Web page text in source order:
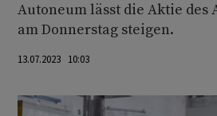
Autoneum lässt die Aktie
am Donnerstag steigen.
13.07.2023 10:03